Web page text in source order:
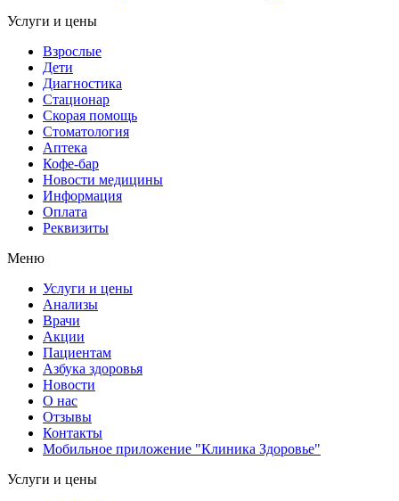
Услуги и цены
Взрослые
Дети
Диагностика
Стационар
Скорая помощь
Стоматология
Аптека
Кофе-бар
Новости медицины
Информация
Оплата
Реквизиты
Меню
Услуги и цены
Анализы
Врачи
Акции
Пациентам
Азбука здоровья
Новости
О нас
Отзывы
Контакты
Мобильное приложение "Клиника Здоровье"
Услуги и цены